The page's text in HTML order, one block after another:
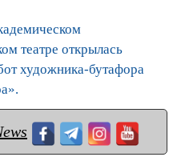
театре открылась
художника-бутафора